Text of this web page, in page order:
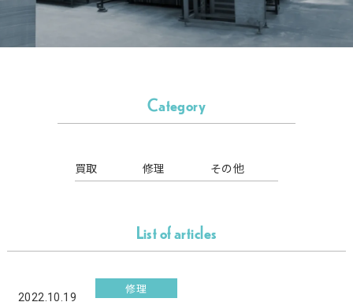
Category
買取 修理 その他
List of articles
2022.10.19
修理